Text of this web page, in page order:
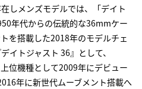
しメンズモデルでは、「デイト
年代からの伝統的な36mmケー
を搭載した2018年のモデルチェ
イトジャスト 36』として、
位機種として2009年にデビュー
年に新世代ムーブメント搭載へ